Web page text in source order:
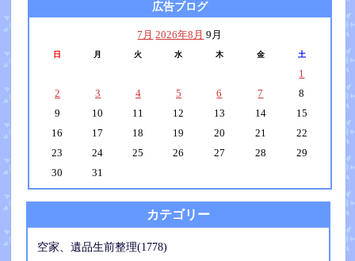
広告ブログ
7月 2026年8月 9月
日 月 火 水 木 金 土
1
2
3 4 5 6 7
8
9
10 11 12 13 14
15
16
17 18 19 20 21
22
23
24 25 26 27 28
29
30
31
カテゴリー
空家、遺品生前整理(1778)